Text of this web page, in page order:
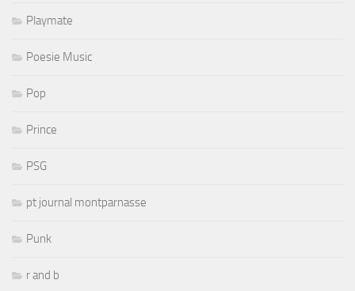
Playmate
Poesie Music
Pop
Prince
PSG
pt journal montparnasse
Punk
r and b